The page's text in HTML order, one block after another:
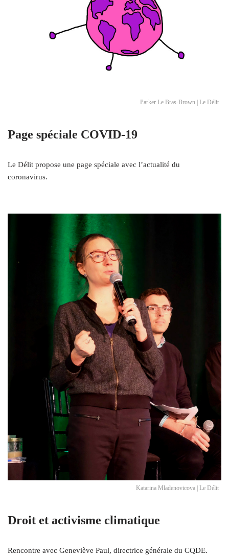
Parker Le Bras-Brown | Le Délit
Page spéciale COVID-19
Le Délit propose une page spéciale avec l’actualité du
coronavirus.
Katarina Mladenovicova | Le Délit
Droit et activisme climatique
Rencontre avec Geneviève Paul, directrice générale du CQDE.